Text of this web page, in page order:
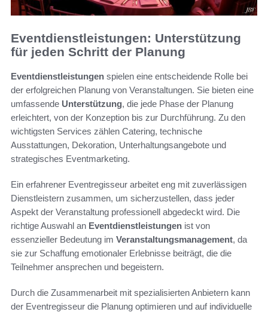
Eventdienstleistungen: Unterstützung
für jeden Schritt der Planung
Eventdienstleistungen spielen eine entscheidende Rolle bei
der erfolgreichen Planung von Veranstaltungen. Sie bieten eine
umfassende Unterstützung, die jede Phase der Planung
erleichtert, von der Konzeption bis zur Durchführung. Zu den
wichtigsten Services zählen Catering, technische
Ausstattungen, Dekoration, Unterhaltungsangebote und
strategisches Eventmarketing.
Ein erfahrener Eventregisseur arbeitet eng mit zuverlässigen
Dienstleistern zusammen, um sicherzustellen, dass jeder
Aspekt der Veranstaltung professionell abgedeckt wird. Die
richtige Auswahl an Eventdienstleistungen ist von
essenzieller Bedeutung im Veranstaltungsmanagement, da
sie zur Schaffung emotionaler Erlebnisse beiträgt, die die
Teilnehmer ansprechen und begeistern.
Durch die Zusammenarbeit mit spezialisierten Anbietern kann
der Eventregisseur die Planung optimieren und auf individuelle